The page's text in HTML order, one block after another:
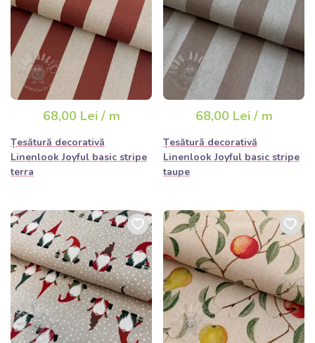
68,00 Lei / m
Țesătură decorativă
Linenlook Joyful basic stripe
terra
68,00 Lei / m
Țesătură decorativă
Linenlook Joyful basic stripe
taupe